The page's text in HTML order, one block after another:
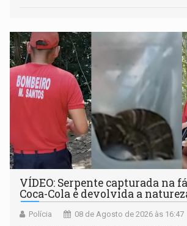
VÍDEO: Serpente capturada na
Coca-Cola é devolvida a
Polícia 08 de Agosto de 2026 às 16:47